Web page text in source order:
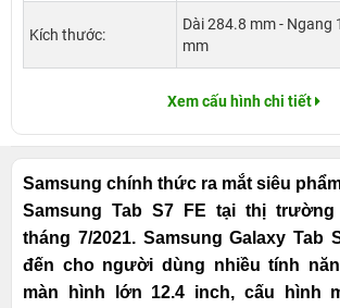
Kích thước:
Dài 284.8 mm - Ngang
mm
Xem cấu hình chi tiết
Samsung chính thức ra mắt siêu
Samsung Tab S7 FE tại thị trường
tháng 7/2021. Samsung Galaxy Tab
đến cho người dùng nhiều tính
màn hình lớn 12.4 inch, cấu hình